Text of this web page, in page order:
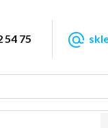
54 75